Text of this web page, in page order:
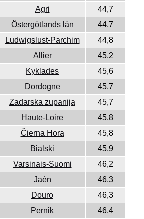
Agri
44,7
Östergötlands län
44,7
Ludwigslust-Parchim
44,8
Allier
45,2
Kyklades
45,6
Dordogne
45,7
Zadarska zupanija
45,7
Haute-Loire
45,8
Čierna Hora
45,8
Bialski
45,9
Varsinais-Suomi
46,2
Jaén
46,3
Douro
46,3
Pernik
46,4